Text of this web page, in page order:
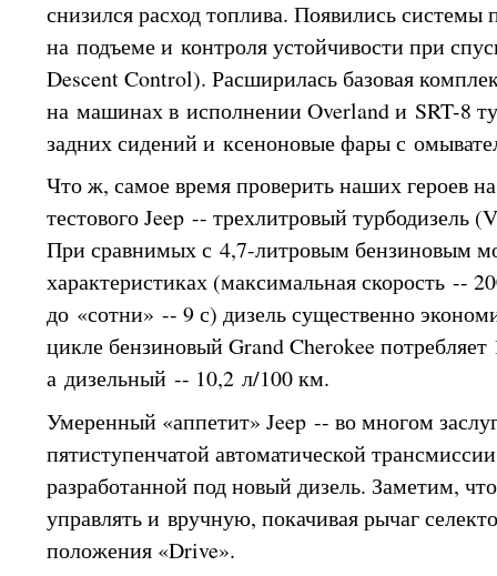
снизился расход топлива. Появились
на подъеме и контроля устойчивости при
Descent Control). Расширилась базовая
на машинах в исполнении Overland и SRT-8
задних сидений и ксеноновые фары с
Что ж, самое время проверить наших героев
тестового Jeep -- трехлитровый турбодизель
При сравнимых с 4,7-литровым бензиновым
характеристиках (максимальная скорость --
до «сотни» -- 9 с) дизель существенно
цикле бензиновый Grand Cherokee
а дизельный -- 10,2 л/100 км.
Умеренный «аппетит» Jeep -- во многом
пятиступенчатой автоматической
разработанной под новый дизель. Заметим,
управлять и вручную, покачивая рычаг
положения «Drive».